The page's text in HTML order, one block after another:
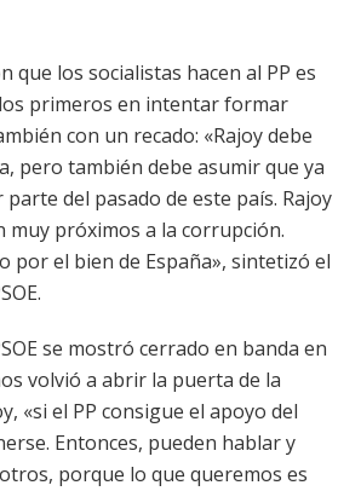
que los socialistas hacen al PP es
primeros en intentar formar
con un recado: «Rajoy debe
pero también debe asumir que ya
del pasado de este país. Rajoy
muy próximos a la corrupción.
por el bien de España», sintetizó el
se mostró cerrado en banda en
volvió a abrir la puerta de la
«si el PP consigue el apoyo del
Entonces, pueden hablar y
porque lo que queremos es